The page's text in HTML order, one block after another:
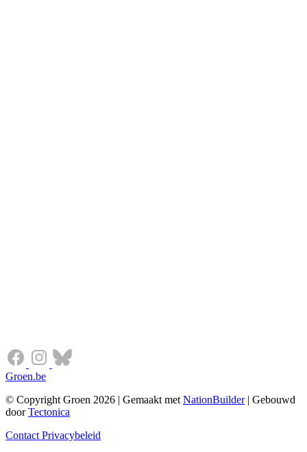
Groen.be
© Copyright Groen 2026 | Gemaakt met NationBuilder| Gebouwd
doorTectonica
Contact Privacybeleid